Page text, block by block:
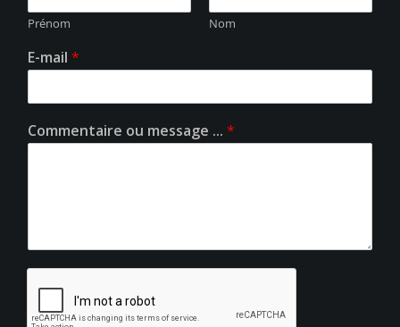
Prénom Nom
E-mail *
Commentaire ou message ... *